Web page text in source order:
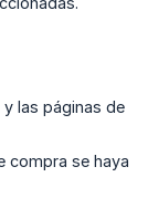
las páginas de
compra se haya